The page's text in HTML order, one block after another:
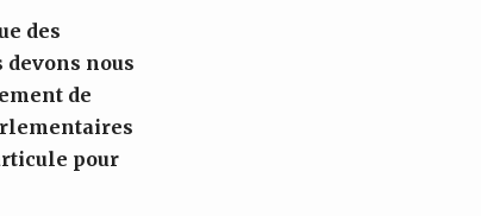
des
nous
de
pour